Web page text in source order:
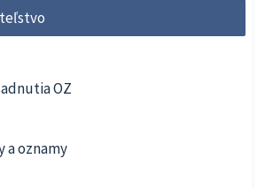
OZ
a oznamy